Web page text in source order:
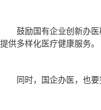
鼓励国有企业创新办
提供多样化医疗健康服务。
同时，国企办医，也